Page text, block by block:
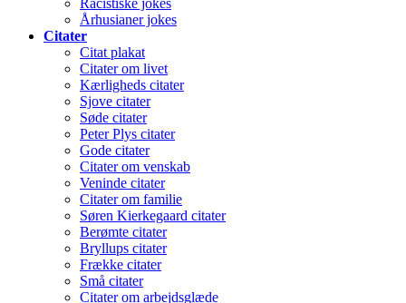
Racistiske jokes
Århusianer jokes
Citater
Citat plakat
Citater om livet
Kærligheds citater
Sjove citater
Søde citater
Peter Plys citater
Gode citater
Citater om venskab
Veninde citater
Citater om familie
Søren Kierkegaard citater
Berømte citater
Bryllups citater
Frække citater
Små citater
Citater om arbejdsglæde